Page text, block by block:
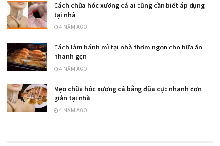
Cách chữa hóc xương cá ai cũng cần biết áp dụng
tại nhà
4 NĂM AGO
Cách làm bánh mì tại nhà thơm ngon cho bữa ăn
nhanh gọn
4 NĂM AGO
Mẹo chữa hóc xương cá bằng đũa cực nhanh đơn
giản tại nhà
4 NĂM AGO